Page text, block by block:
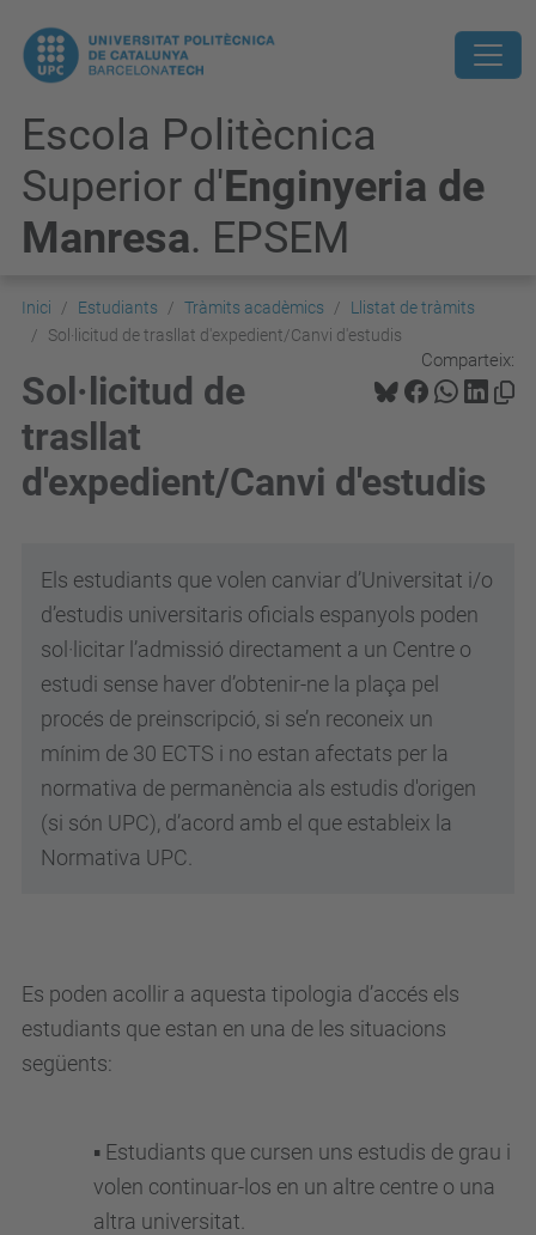
Escola Politècnica
Superior d'Enginyeria de
Manresa. EPSEM
Inici Estudiants Tràmits acadèmics
Llistat de tràmits
Sol·licitud de trasllat d'expedient/Canvi d'estudis
Comparteix:
Sol·licitud de
trasllat
d'expedient/Canvi d'estudis
Els estudiants que volen canviar d’Universitat i/o
d’estudis universitaris oficials espanyols poden
sol·licitar l’admissió directament a un Centre o
estudi sense haver d’obtenir-ne la plaça pel
procés de preinscripció, si se’n reconeix un
mínim de 30 ECTS i no estan afectats per la
normativa de permanència als estudis d'origen
(si són UPC), d’acord amb el que estableix la
Normativa UPC.
Es poden acollir a aquesta tipologia d’accés els
estudiants que estan en una de les situacions
següents:
▪ Estudiants que cursen uns estudis de grau i
volen continuar-los en un altre centre o una
altra universitat.